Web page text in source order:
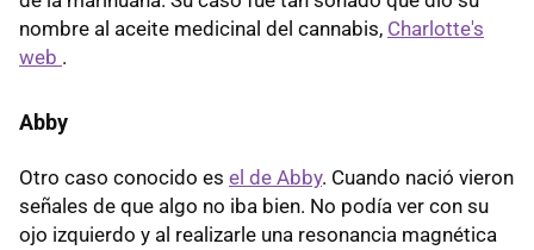
nombre al aceite medicinal del cannabis, Charlotte's
web .
Abby
Otro caso conocido es el de Abby. Cuando nació vieron
señales de que algo no iba bien. No podía ver con su
ojo izquierdo y al realizarle una resonancia magnética